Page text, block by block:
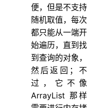
便，但是不支持
随机取值，每次
都只能从一端开
始遍历，直到找
到查询的对象，
然后返回；不
过，它不像
ArrayList 那样